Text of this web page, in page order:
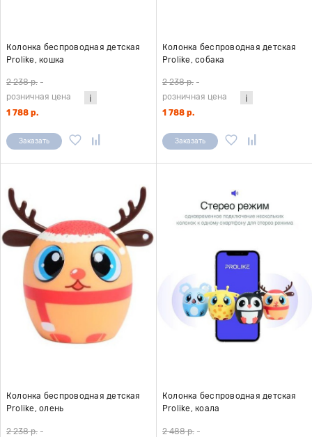
Колонка беспроводная детская
Prolike, кошка
2 238 р. -
розничная цена
1 788 р.
Заказать
Колонка беспроводная детская
Prolike, собака
2 238 р. -
розничная цена
1 788 р.
Заказать
Колонка беспроводная детская
Prolike, олень
2 238 р. -
Колонка беспроводная детская
Prolike, коала
2 488 р. -